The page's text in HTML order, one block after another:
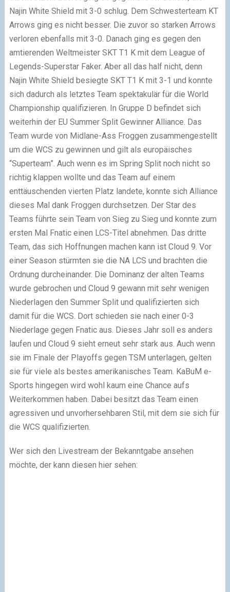
Najin White Shield mit 3-0 schlug. Dem Schwesterteam KT
Arrows ging es nicht besser. Die zuvor so starken Arrows
verloren ebenfalls mit 3-0. Danach ging es gegen den
amtierenden Weltmeister SKT T1 K mit dem League of
Legends-Superstar Faker. Aber all das half nicht, denn
Najin White Shield besiegte SKT T1 K mit 3-1 und konnte
sich dadurch als letztes Team spektakulär für die World
Championship qualifizieren. In Gruppe D befindet sich
weiterhin der EU Summer Split Gewinner Alliance. Das
Team wurde von Midlane-Ass Froggen zusammengestellt
um die WCS zu gewinnen und gilt als europäisches
“Superteam”. Auch wenn es im Spring Split noch nicht so
richtig klappen wollte und das Team auf einem
enttäuschenden vierten Platz landete, konnte sich Alliance
dieses Mal dank Froggen durchsetzen. Der Star des
Teams führte sein Team von Sieg zu Sieg und konnte zum
ersten Mal Fnatic einen LCS-Titel abnehmen. Das dritte
Team, das sich Hoffnungen machen kann ist Cloud 9. Vor
einer Season stürmten sie die NA LCS und brachten die
Ordnung durcheinander. Die Dominanz der alten Teams
wurde gebrochen und Cloud 9 gewann mit sehr wenigen
Niederlagen den Summer Split und qualifizierten sich
damit für die WCS. Dort schieden sie nach einer 0-3
Niederlage gegen Fnatic aus. Dieses Jahr soll es anders
laufen und Cloud 9 sieht erneut sehr stark aus. Auch wenn
sie im Finale der Playoffs gegen TSM unterlagen, gelten
sie für viele als bestes amerikanisches Team. KaBuM e-
Sports hingegen wird wohl kaum eine Chance aufs
Weiterkommen haben. Dabei besitzt das Team einen
agressiven und unvorhersehbaren Stil, mit dem sie sich für
die WCS qualifizierten.
Wer sich den Livestream der Bekanntgabe ansehen
möchte, der kann diesen hier sehen: